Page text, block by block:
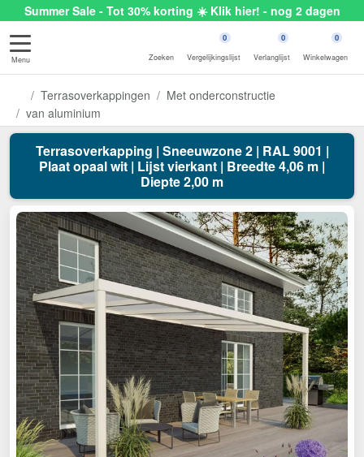
Summer Sale - Tot 30% korting ☀️ Klik hier! - nog 2 dagen
Menu Zoeken
0
Vergelijkingslijst
0
Verlanglijst
0
Winkelwagen
Terrasoverkappingen
Met onderconstructie
van aluminium
Terrasoverkapping | Sneeuwzone 2 | RAL 9001 |
Plaat opaal wit | Lijst vierkant | Breedte 4,06 m |
Diepte 2,00 m